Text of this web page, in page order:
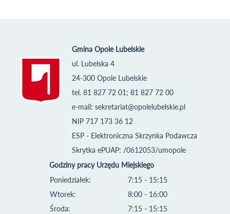
Gmina Opole Lubelskie
ul. Lubelska 4
24-300 Opole Lubelskie
tel. 81 827 72 01; 81 827 72 00
e-mail: sekretariat@opolelubelskie.pl
NIP 717 173 36 12
ESP - Elektroniczna Skrzynka Podawcza
Skrytka ePUAP: /0612053/umopole
Godziny pracy Urzędu Miejskiego
Poniedziałek:
Wtorek:
Środa:
7:15 - 15:15
8:00 - 16:00
7:15 - 15:15